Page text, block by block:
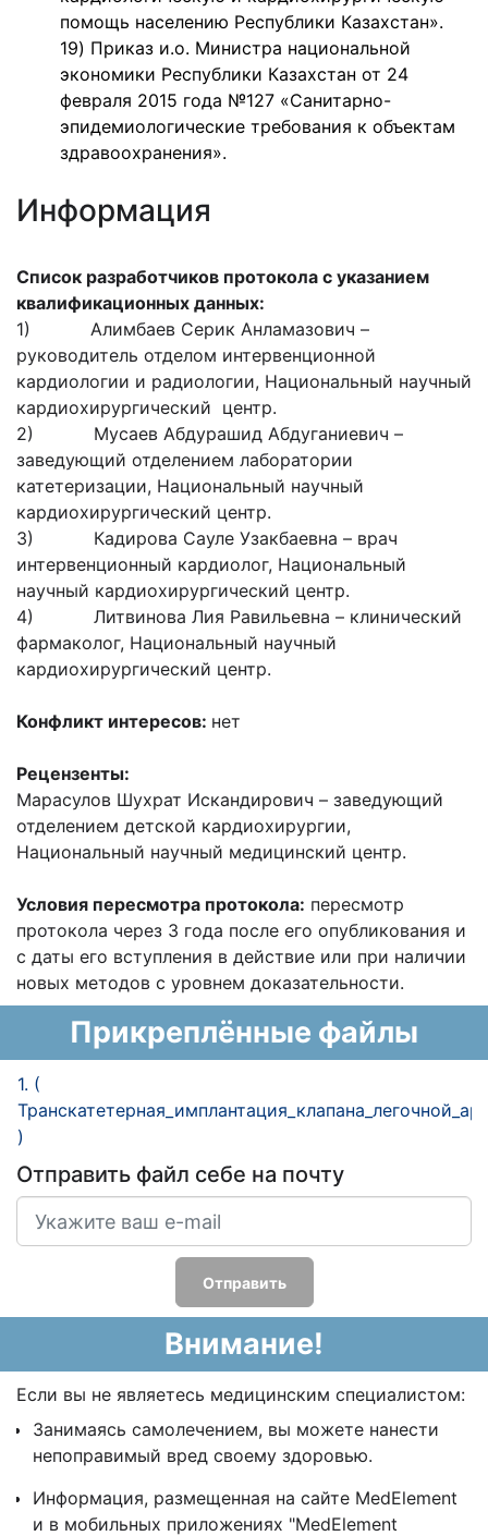
помощь населению Республики Казахстан».
19) Приказ и.о. Министра национальной
экономики Республики Казахстан от 24
февраля 2015 года №127 «Санитарно-
эпидемиологические требования к объектам
здравоохранения».
Информация
Список разработчиков протокола с указанием
квалификационных данных:
1) Алимбаев Серик Анламазович –
руководитель отделом интервенционной
кардиологии и радиологии, Национальный научный
кардиохирургический центр.
2) Мусаев Абдурашид Абдуганиевич –
заведующий отделением лаборатории
катетеризации, Национальный научный
кардиохирургический центр.
3) Кадирова Сауле Узакбаевна – врач
интервенционный кардиолог, Национальный
научный кардиохирургический центр.
4) Литвинова Лия Равильевна – клинический
фармаколог, Национальный научный
кардиохирургический центр.
Конфликт интересов: нет
Рецензенты:
Марасулов Шухрат Искандирович – заведующий
отделением детской кардиохирургии,
Национальный научный медицинский центр.
Условия пересмотра протокола: пересмотр
протокола через 3 года после его опубликования и
с даты его вступления в действие или при наличии
новых методов с уровнем доказательности.
Прикреплённые файлы
1. (
)
Отправить файл себе на почту
Отправить
Внимание!
Если вы не являетесь медицинским специалистом:
Занимаясь самолечением, вы можете нанести
непоправимый вред своему здоровью.
Информация, размещенная на сайте MedElement
и в мобильных приложениях "MedElement